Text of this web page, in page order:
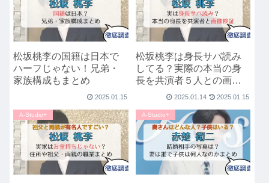
松坂桃李の国籍は日本で
ハーフじゃない！兄弟・
家族構成もまとめ
2025.01.15
松坂桃李は身長サバ読み
してる？実際の本当の身
長を共演者５人との画像
で比較！ 2025.01.14 2025.01.15
A-Studio+ A-Studio+